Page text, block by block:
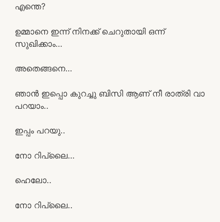
എന്തെ?
ഉമ്മാനെ ഇന്ന് നിനക്ക് ചെറുതായി ഒന്ന്
സുഖിക്കാം…
അതെങ്ങനെ…
ഞാൻ ഇപ്പൊ കുറച്ചു ബിസി ആണ് നീ രാത്രി വാ
പറയാം..
ഇപ്പം പറയു..
നോ റിപ്ലൈ…
ഹെലോ..
നോ റിപ്ലൈ..